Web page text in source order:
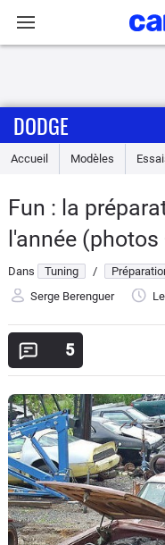
Accueil
Essais
Guide
d'achat
Electriques
Utilitaires
Flottes
Auto
Services
Forum
DODGE
Accueil Modèles
Fun : la
l'année
Dans Tuning /
Serge Berenguer
5